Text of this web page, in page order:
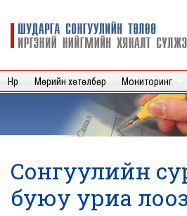
Шударга
сонгуулийн
нийгмийн
хяналт
Нүүр Мөрийн хөтөлбөр Мониторинг
Сонгуулийн
буюу уриа